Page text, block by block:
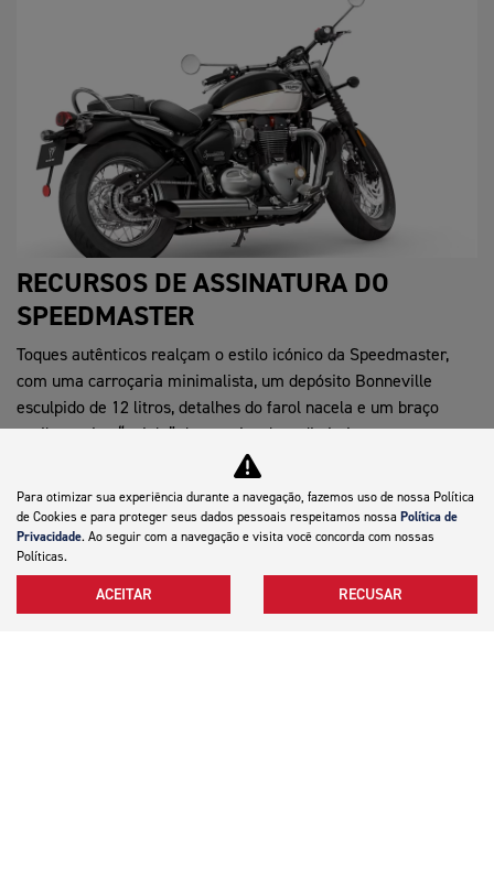
RECURSOS DE ASSINATURA DO
SPEEDMASTER
Toques autênticos realçam o estilo icónico da Speedmaster,
com uma carroçaria minimalista, um depósito Bonneville
esculpido de 12 litros, detalhes do farol nacela e um braço
oscilante tipo “gaiola” de traseira dura distintivo.
VER TELEFONES
AGENDE SEU TEST-RIDE
Para otimizar sua experiência durante a navegação, fazemos uso de nossa Política
de Cookies e para proteger seus dados pessoais respeitamos nossa Política de
Privacidade. Ao seguir com a navegação e visita você concorda com nossas
Políticas.
ACEITAR RECUSAR